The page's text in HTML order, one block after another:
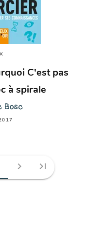
C'est pas
à spirale
Bosc
chevron_right last_page